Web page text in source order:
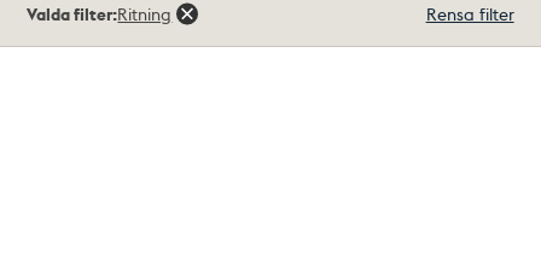
träffar
Valda filter:Ritning Rensa filter